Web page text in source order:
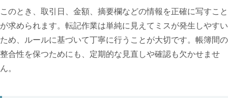
このとき、取引日、金額、摘要欄などの情報を正確に写すこと
が求められます。転記作業は単純に見えてミスが発生しやすい
ため、ルールに基づいて丁寧に行うことが大切です。帳簿間の
整合性を保つためにも、定期的な見直しや確認も欠かせませ
ん。